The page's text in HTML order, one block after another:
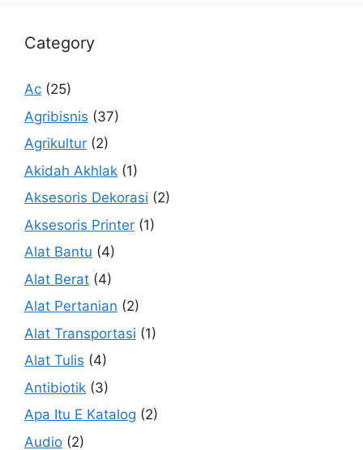
Category
Ac (25)
Agribisnis (37)
Agrikultur (2)
Akidah Akhlak (1)
Aksesoris Dekorasi (2)
Aksesoris Printer (1)
Alat Bantu (4)
Alat Berat (4)
Alat Pertanian (2)
Alat Transportasi (1)
Alat Tulis (4)
Antibiotik (3)
Apa Itu E Katalog (2)
Audio (2)